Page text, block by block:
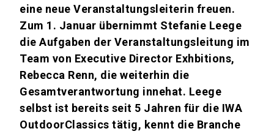
eine neue Veranstaltungsleiterin freuen.
Zum 1. Januar übernimmt Stefanie Leege
die Aufgaben der Veranstaltungsleitung im
Team von Executive Director Exhbitions,
Rebecca Renn, die weiterhin die
Gesamtverantwortung innehat. Leege
selbst ist bereits seit 5 Jahren für die IWA
OutdoorClassics tätig, kennt die Branche